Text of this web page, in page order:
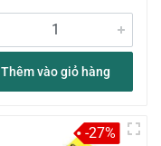
Thêm vào giỏ hàng
-27%